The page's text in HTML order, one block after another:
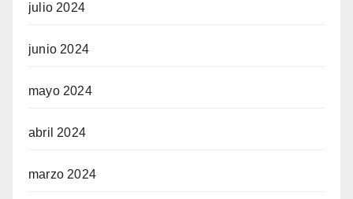
julio 2024
junio 2024
mayo 2024
abril 2024
marzo 2024